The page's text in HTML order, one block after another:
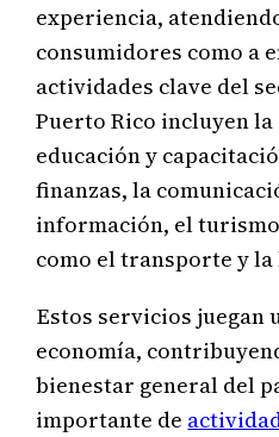
experiencia,
consumidores como a
actividades clave del
Puerto Rico incluyen
educación y
finanzas, la
información, el
como el transporte y
Estos servicios juegan
economía,
bienestar general del
importante de